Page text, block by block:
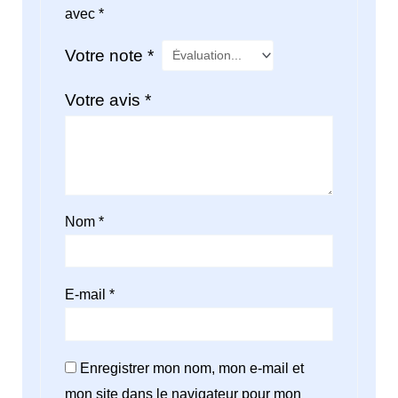
avec *
Votre note *
Votre avis *
Nom *
E-mail *
Enregistrer mon nom, mon e-mail et
mon site dans le navigateur pour mon